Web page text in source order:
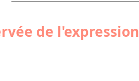
de l'expression